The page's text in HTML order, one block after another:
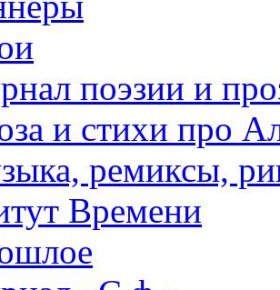
поэзии и
и стихи про
ремиксы,
Времени